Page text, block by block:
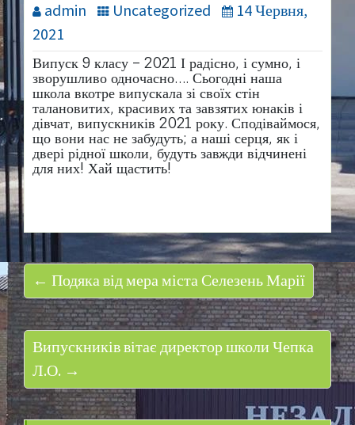
admin Uncategorized
14 Червня,
2021
Випуск 9 класу – 2021 І радісно, і сумно, і
зворушливо одночасно…. Сьогодні наша
школа вкотре випускала зі своїх стін
талановитих, красивих та завзятих юнаків і
дівчат, випускників 2021 року. Сподіваймося,
що вони нас не забудуть; а наші серця, як і
двері рідної школи, будуть завжди відчинені
для них! Хай щастить!
← Подяка від мера міста Селезень Марії
Випускників вітає директор школи Чепка
Л.О. →